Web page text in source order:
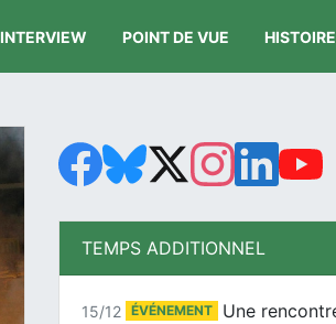
INTERVIEW POINT DE VUE HISTOIRE
TEMPS ADDITIONNEL
15/12 ÉVÉNEMENT